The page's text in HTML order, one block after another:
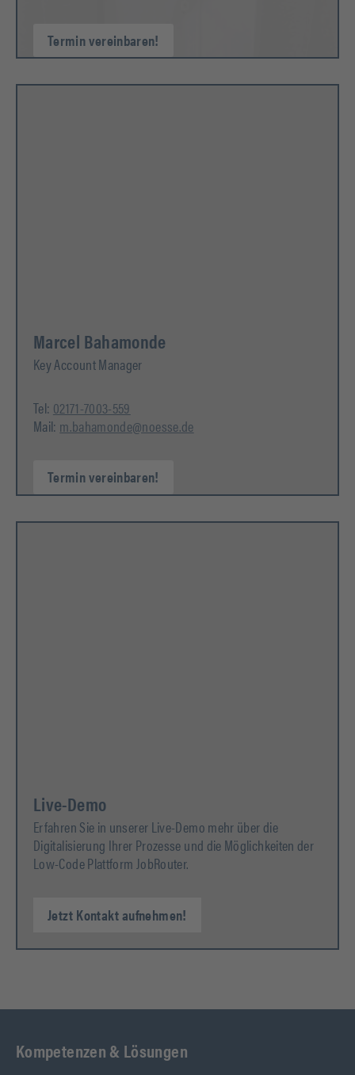
Termin vereinbaren!
Marcel Bahamonde
Key Account Manager
Tel: 02171-7003-559
Mail: m.bahamonde@noesse.de
Termin vereinbaren!
Live-Demo
Erfahren Sie in unserer Live-Demo mehr über die
Digitalisierung Ihrer Prozesse und die Möglichkeiten der
Low-Code Plattform JobRouter.
Jetzt Kontakt aufnehmen!
Kompetenzen & Lösungen